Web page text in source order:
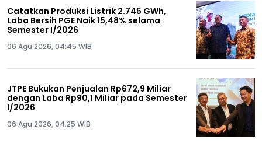
Catatkan Produksi Listrik 2.745 GWh,
Laba Bersih PGE Naik 15,48% selama
Semester I/2026
06 Agu 2026, 04:45 WIB
JTPE Bukukan Penjualan Rp672,9 Miliar
dengan Laba Rp90,1 Miliar pada Semester
I/2026
06 Agu 2026, 04:25 WIB